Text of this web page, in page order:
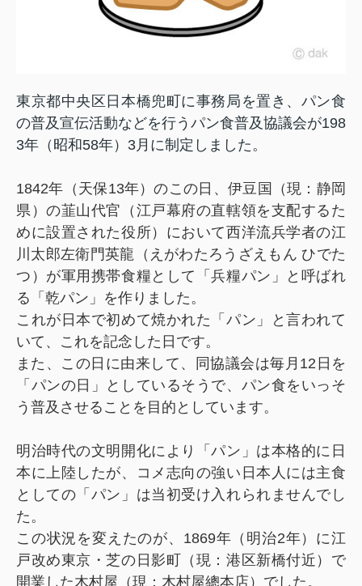
東京都中央区日本橋兜町に事務局を置き、パン食
の普及宣伝活動などを行うパン食普及協議会が198
3年（昭和58年）3月に制定しました。
1842年（天保13年）のこの日、伊豆国（現：静岡
県）の韮山代官（江戸幕府の直轄領を支配するた
めに設置された役所）において西洋流兵学者の江
川太郎左衛門英龍（えがわたろうざえもん ひでた
つ）が軍用携帯食糧として「兵糧パン」と呼ばれ
る「乾パン」を作りました。
これが日本で初めて焼かれた「パン」と言われて
いて、これを記念した日です。
また、この日に由来して、同協議会は毎月12日を
「パンの日」としているそうで、パン食をいっそ
う普及させることを目的としています。
明治時代の文明開化により「パン」は本格的に日
本に上陸したが、コメ志向の強い日本人には主食
としての「パン」は当初受け入れられませんでし
た。
この状況を変えたのが、1869年（明治2年）に江
戸改め東京・芝の日影町（現：港区新橋付近）で
開業した木村屋（現：木村屋總本店）でした。